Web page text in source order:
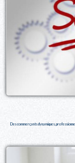
Des commerçants dynamiques,